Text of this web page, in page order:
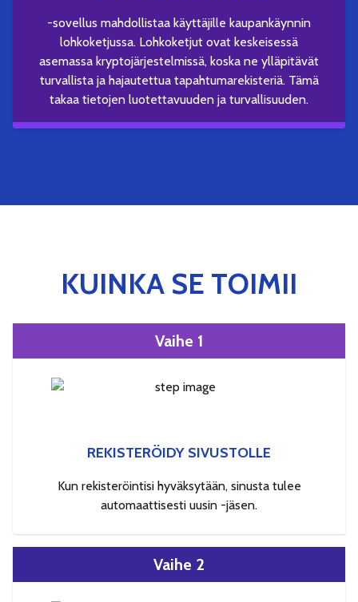
-sovellus mahdollistaa käyttäjille kaupankäynnin
lohkoketjussa. Lohkoketjut ovat keskeisessä
asemassa kryptojärjestelmissä, koska ne ylläpitävät
turvallista ja hajautettua tapahtumarekisteriä. Tämä
takaa tietojen luotettavuuden ja turvallisuuden.
KUINKA SE TOIMII
Vaihe 1
REKISTERÖIDY SIVUSTOLLE
Kun rekisteröintisi hyväksytään, sinusta tulee
automaattisesti uusin -jäsen.
Vaihe 2